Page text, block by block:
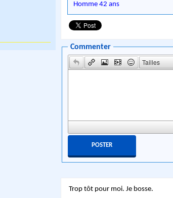
Homme 42 ans
Commenter
Tailles
Trop tôt pour moi. Je bosse.